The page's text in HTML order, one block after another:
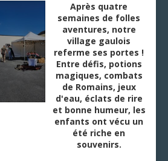
Après quatre
semaines de folles
aventures, notre
village gaulois
referme ses portes !
Entre défis, potions
magiques, combats
de Romains, jeux
d'eau, éclats de rire
et bonne humeur, les
enfants ont vécu un
été riche en
souvenirs.